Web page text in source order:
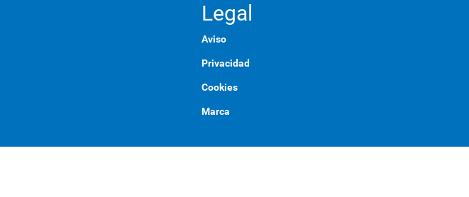
Legal
Aviso
Privacidad
Cookies
Marca